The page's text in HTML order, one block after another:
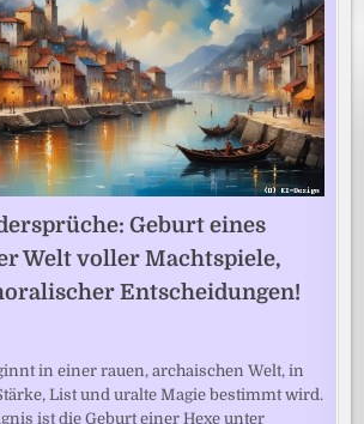
Geburt eines
Welt voller Machtspiele,
Entscheidungen!
in einer rauen, archaischen Welt, in
List und uralte Magie bestimmt wird.
ist die Geburt einer Hexe unter